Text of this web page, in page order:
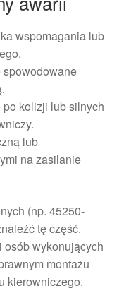
wspomagania lub
kolizji lub silnych
lub
na zasilanie
(np. 45250-
tę część.
osób wykonujących
montażu
kierowniczego.